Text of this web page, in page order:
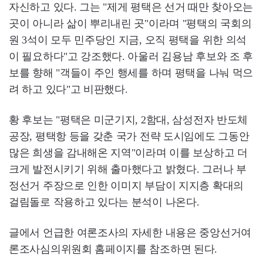
자신하고 있다. 그는 "제게 평택은 선거 때만 찾아오는
곳이 아니라 삶이 뿌리내린 곳"이라며 "평택의 국회의
원 3석이 모두 민주당인 지금, 오직 평택을 위한 의석
이 필요하다"고 강조했다. 아울러 김용남 후보와 조 후
보를 향해 "객들이 주인 행세를 하며 평택을 나눠 먹으
려 하고 있다"고 비판했다.
황 후보는 "평택은 미군기지, 2함대, 삼성전자 반도체
공장, 평택항 등을 갖춘 국가 전략 도시임에도 그동안
많은 희생을 감내해온 지역"이라며 이를 보상하고 더
크게 발전시키기 위해 출마했다고 밝혔다. 그러나 부
정선거 주장으로 인한 이미지 부담이 지지층 확대의
걸림돌로 작용하고 있다는 분석이 나온다.
글에서 언급한 여론조사의 자세한 내용은 중앙선거여
론조사심의위원회 홈페이지를 참조하면 된다.